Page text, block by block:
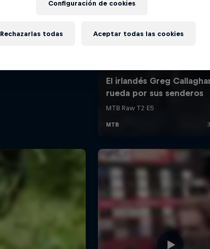
Configuración de cookies
Rechazarlas todas Aceptar todas las cookies